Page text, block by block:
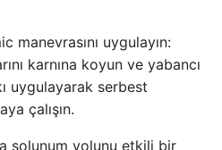
manevrasını uygulayın:
karnına koyun ve yabancı
uygulayarak serbest
çalışın.
solunum yolunu etkili bir